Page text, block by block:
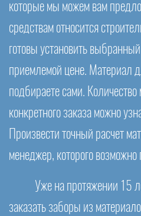
которые мы можем вам
средствам относится
готовы установить
приемлемой цене. Материал
подбираете сами.
конкретного заказа можно
Произвести точный расчет
менеджер, которого
Уже на протяжении 15
заказать заборы из